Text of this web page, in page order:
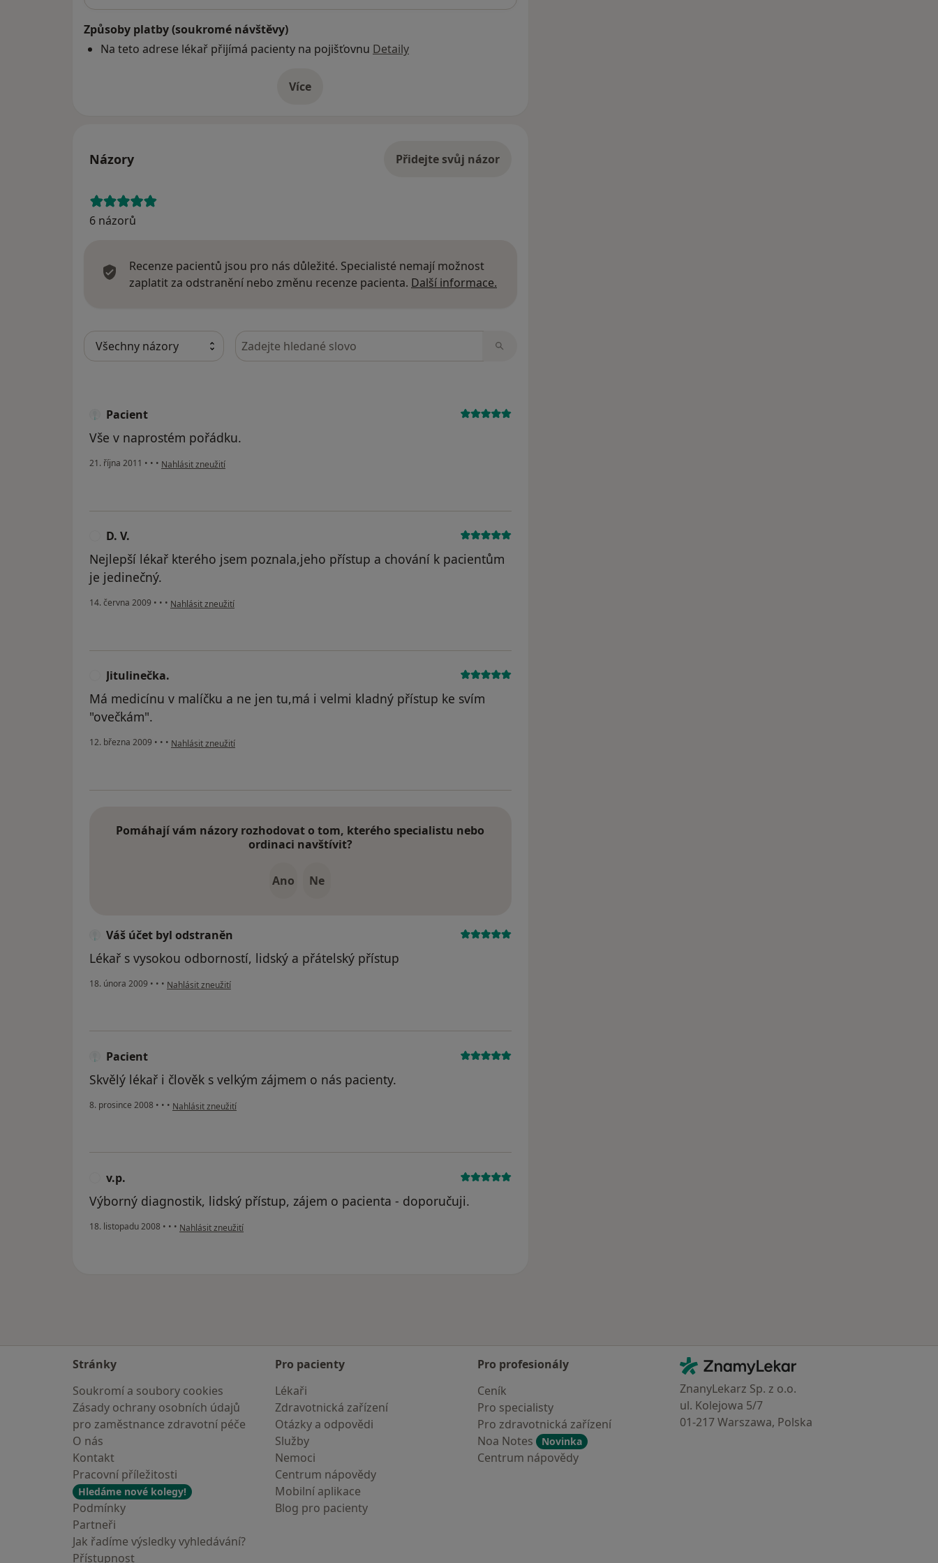
Způsoby platby (soukromé návštěvy)
Na teto adrese lékař přijímá pacienty na pojišťovnu Detaily
Víceo adrese
Názory Přidejte svůj názor
6 názorů
Recenze pacientů jsou pro nás důležité. Specialisté nemají možnost
zaplatit za odstranění nebo změnu recenze pacienta. Další informace.
Hledejte v názorech
Pacient
Vše v naprostém pořádku.
21. října 2011 • • • podle názoru uživatele Pacient
Nahlásit zneužití
D. V.
Nejlepší lékař kterého jsem poznala,jeho přístup a chování k pacientům
je jedinečný.
14. června 2009 • • • podle názoru uživatele D. V.
Nahlásit zneužití
Jitulinečka.
Má medicínu v malíčku a ne jen tu,má i velmi kladný přístup ke svím
"ovečkám".
12. března 2009 • • • podle názoru uživatele Jitulinečka.
Nahlásit zneužití
Pomáhají vám názory rozhodovat o tom, kterého specialistu nebo
ordinaci navštívit?
Ano Ne
Váš účet byl odstraněn
Lékař s vysokou odborností, lidský a přátelský přístup
18. února 2009 • • • podle názoru uživatele Váš účet byl odstraněn
Nahlásit zneužití
Pacient
Skvělý lékař i člověk s velkým zájmem o nás pacienty.
8. prosince 2008 • • • podle názoru uživatele Pacient
Nahlásit zneužití
v.p.
Výborný diagnostik, lidský přístup, zájem o pacienta - doporučuji.
18. listopadu 2008 • • • podle názoru uživatele v.p.
Nahlásit zneužití
Stránky
Soukromí a soubory cookies
Zásady ochrany osobních údajů
pro zaměstnance zdravotní péče
O nás
Kontakt
Pracovní příležitosti
Hledáme nové kolegy!
Podmínky
Partneři
Jak řadíme výsledky vyhledávání?
Přístupnost
Pro pacienty
Lékaři
Zdravotnická zařízení
Otázky a odpovědi
Služby
Nemoci
Centrum nápovědy
Mobilní aplikace
Blog pro pacienty
Pro profesionály
Ceník
Pro specialisty
Pro zdravotnická zařízení
Noa Notes
Novinka
Centrum nápovědy
Kontakt
ZnamyLekar - Hlavní stránka
ZnanyLekarz Sp. z o.o.
ul. Kolejowa 5/7
01-217 Warszawa, Polska